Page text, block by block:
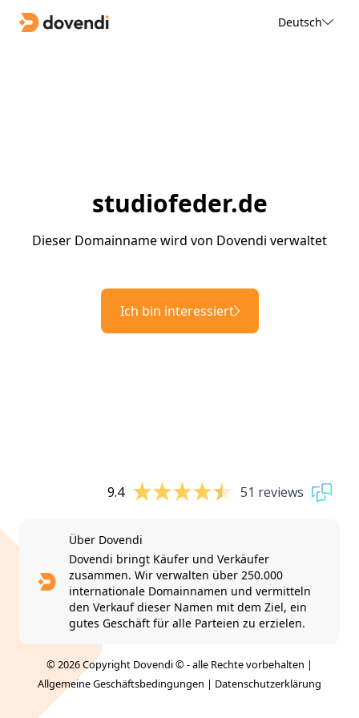
Deutsch
studiofeder.de
Dieser Domainname wird von Dovendi verwaltet
Ich bin interessiert
9.4 51 reviews
Über Dovendi
Dovendi bringt Käufer und Verkäufer
zusammen. Wir verwalten über 250.000
internationale Domainnamen und vermitteln
den Verkauf dieser Namen mit dem Ziel, ein
gutes Geschäft für alle Parteien zu erzielen.
© 2026 Copyright Dovendi © - alle Rechte vorbehalten |
Allgemeine Geschäftsbedingungen | Datenschutzerklärung